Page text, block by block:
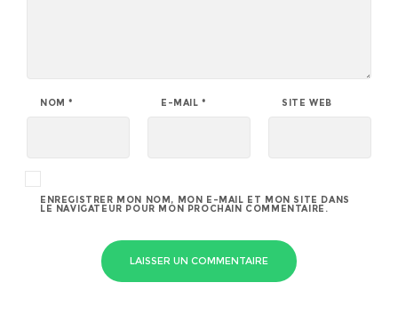
NOM* E-MAIL* SITE WEB
ENREGISTRER MON NOM, MON E-MAIL ET MON SITE DANS
LE NAVIGATEUR POUR MON PROCHAIN COMMENTAIRE.